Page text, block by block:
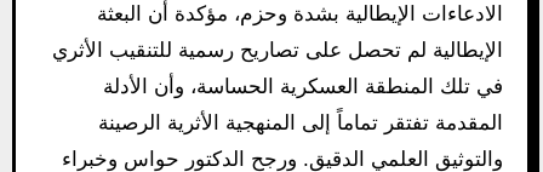
الادعاءات الإيطالية بشدة وحزم، مؤكدة أن البعثة
الإيطالية لم تحصل على تصاريح رسمية للتنقيب الأثري
في تلك المنطقة العسكرية الحساسة، وأن الأدلة
المقدمة تفتقر تماماً إلى المنهجية الأثرية الرصينة
والتوثيق العلمي الدقيق. ورجح الدكتور حواس وخبراء